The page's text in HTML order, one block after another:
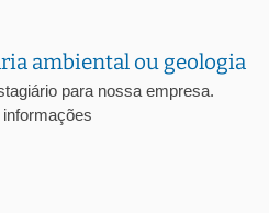
ambiental ou geologia
para nossa empresa.